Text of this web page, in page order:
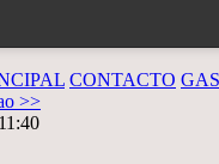
CONTACTO
>>
11:40